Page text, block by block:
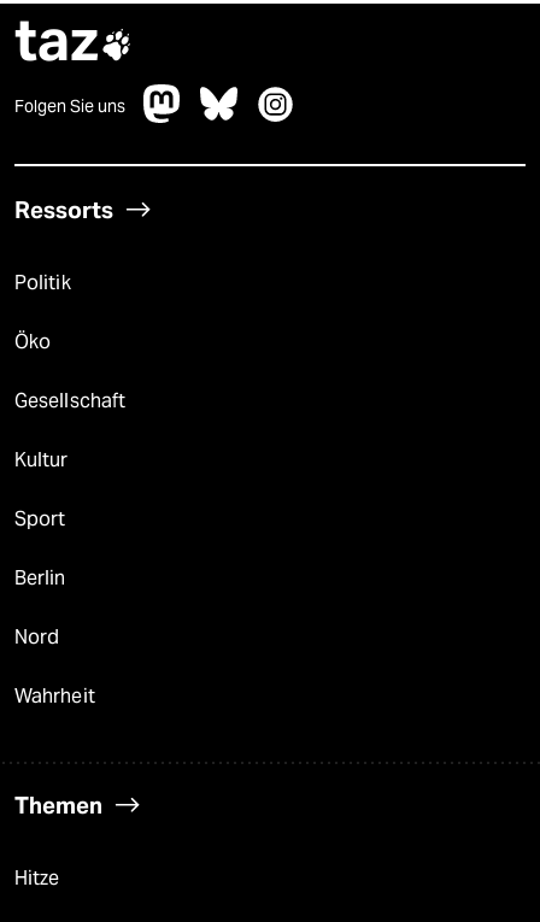
taz
Folgen Sie uns
Ressorts
Politik
Öko
Gesellschaft
Kultur
Sport
Berlin
Nord
Wahrheit
Themen
Hitze